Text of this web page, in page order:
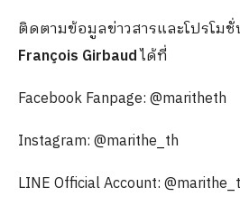
ติดตามข้อมูลข่าวสารและโปรโม
François Girbaudได้ที่
Facebook Fanpage: @maritheth
Instagram: @marithe_th
LINE Official Account: